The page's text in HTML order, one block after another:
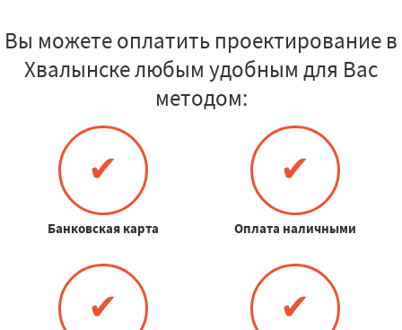
Вы можете оплатить проектирование в
Хвалынске любым удобным для Вас
методом:
✔
Банковская карта
✔
Оплата наличными
✔ ✔